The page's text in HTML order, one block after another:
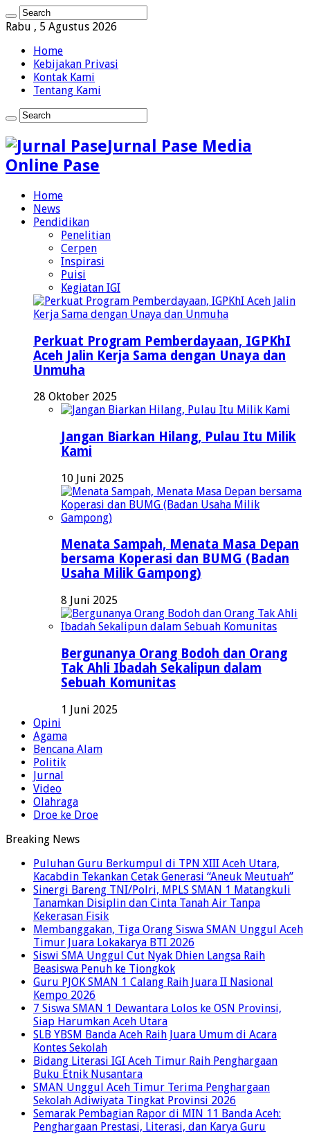
Rabu , 5 Agustus 2026
Home
Kebijakan Privasi
Kontak Kami
Tentang Kami
Jurnal Pase Media
Online Pase
Home
News
Pendidikan
Penelitian
Cerpen
Inspirasi
Puisi
Kegiatan IGI
Perkuat Program Pemberdayaan, IGPKhI
Aceh Jalin Kerja Sama dengan Unaya dan
Unmuha
28 Oktober 2025
Jangan Biarkan Hilang, Pulau Itu Milik
Kami
10 Juni 2025
Menata Sampah, Menata Masa Depan
bersama Koperasi dan BUMG (Badan
Usaha Milik Gampong)
8 Juni 2025
Bergunanya Orang Bodoh dan Orang
Tak Ahli Ibadah Sekalipun dalam
Sebuah Komunitas
1 Juni 2025
Opini
Agama
Bencana Alam
Politik
Jurnal
Video
Olahraga
Droe ke Droe
Breaking News
Puluhan Guru Berkumpul di TPN XIII Aceh Utara,
Kacabdin Tekankan Cetak Generasi “Aneuk Meutuah”
Sinergi Bareng TNI/Polri, MPLS SMAN 1 Matangkuli
Tanamkan Disiplin dan Cinta Tanah Air Tanpa
Kekerasan Fisik
Membanggakan, Tiga Orang Siswa SMAN Unggul Aceh
Timur Juara Lokakarya BTI 2026
Siswi SMA Unggul Cut Nyak Dhien Langsa Raih
Beasiswa Penuh ke Tiongkok
Guru PJOK SMAN 1 Calang Raih Juara II Nasional
Kempo 2026
7 Siswa SMAN 1 Dewantara Lolos ke OSN Provinsi,
Siap Harumkan Aceh Utara
SLB YBSM Banda Aceh Raih Juara Umum di Acara
Kontes Sekolah
Bidang Literasi IGI Aceh Timur Raih Penghargaan
Buku Etnik Nusantara
SMAN Unggul Aceh Timur Terima Penghargaan
Sekolah Adiwiyata Tingkat Provinsi 2026
Semarak Pembagian Rapor di MIN 11 Banda Aceh:
Penghargaan Prestasi, Literasi, dan Karya Guru